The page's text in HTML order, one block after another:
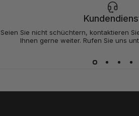
Seien Sie nicht schüchtern, kontaktieren
Ihnen gerne weiter. Rufen Sie uns